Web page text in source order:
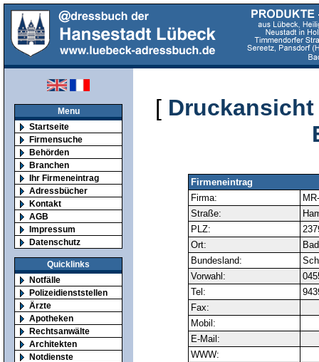
Menu
Startseite
Firmensuche
Behörden
Branchen
Ihr Firmeneintrag
Adressbücher
Kontakt
AGB
Impressum
Datenschutz
Quicklinks
Notfälle
Polizeidienststellen
Ärzte
Apotheken
Rechtsanwälte
Architekten
Notdienste
[ Druckansicht
Firmeneintrag
Firma:
Straße:
PLZ:
Ort:
Bundesland:
Vorwahl:
Tel:
Fax:
Mobil:
E-Mail:
WWW: